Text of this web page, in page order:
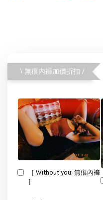
\ 無痕內褲加價折扣 /
［ Without you; 無痕內褲
］